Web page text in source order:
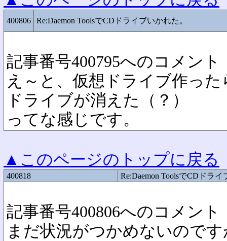
400806 Re:Daemon ToolsでCDドライブいかれた。
記事番号400795へのコメント
え～と、仮想ドライブ作っ
ドライブが消えた（？）
ってな感じです。
▲このページのトップに戻る
400818 Re:Daemon ToolsでCDドラ
記事番号400806へのコメント
まだ状況がつかめないのです